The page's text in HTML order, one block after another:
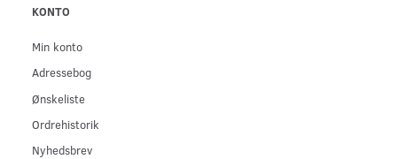
KONTO
Min konto
Adressebog
Ønskeliste
Ordrehistorik
Nyhedsbrev